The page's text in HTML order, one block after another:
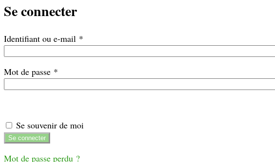
Se connecter
Identifiant ou e-mail *
Mot de passe *
Se souvenir de moi
Se connecter
Mot de passe perdu ?